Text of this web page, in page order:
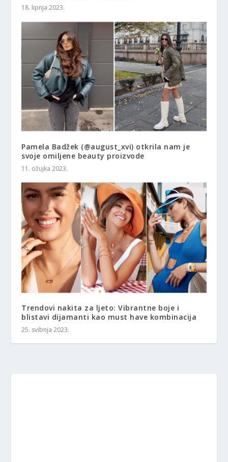
18. lipnja 2023.
Pamela Badžek (@august_xvi) otkrila nam je
svoje omiljene beauty proizvode
11. ožujka 2023.
Trendovi nakita za ljeto: Vibrantne boje i
blistavi dijamanti kao must have kombinacija
25. svibnja 2023.